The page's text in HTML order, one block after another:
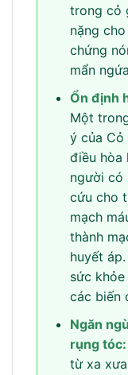
trong cỏ
nặng
chứng
mẩn
Ổn định
Một
ý của Cỏ
điều hòa
người có
cứu cho
mạch
thành
huyết
sức
các biến
Ngăn
rụng tóc:
từ xa